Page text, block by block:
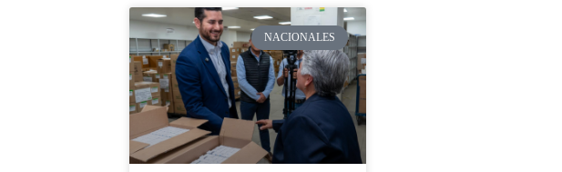
NACIONALES